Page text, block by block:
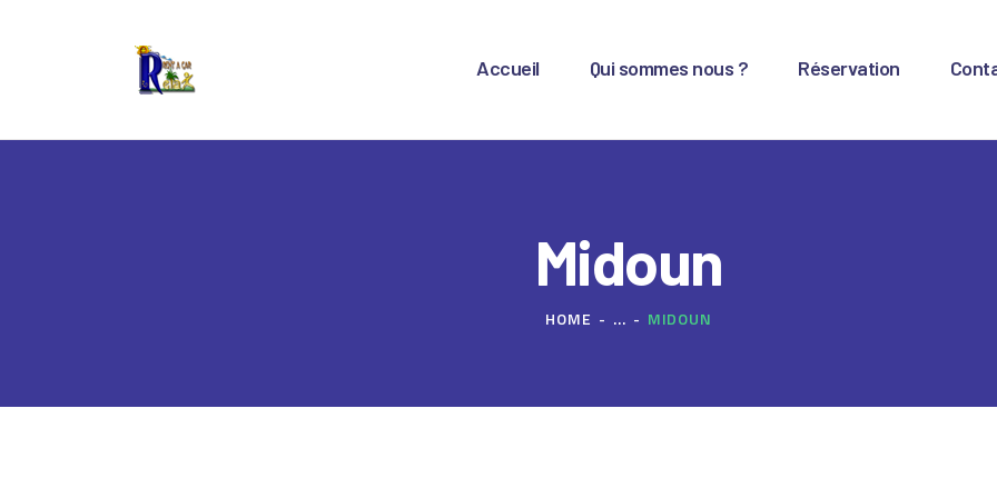
Accueil Qui sommes nous ? Réservation
Midoun
HOME ... MIDOUN
QUI SOMMES NOUS ?
RÉSERVATION